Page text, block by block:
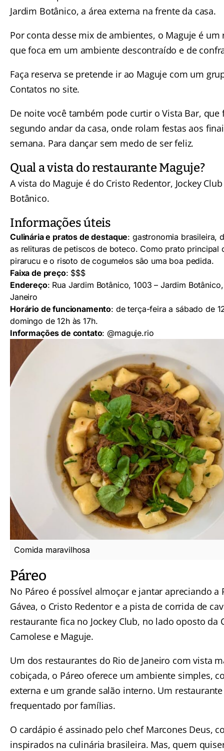
Jardim Botânico, a área externa na frente da casa.
Por conta desse mix de ambientes, o Maguje é um
que foca em um ambiente descontraído e de
Faça reserva se pretende ir ao Maguje com um
Contatos no site.
De noite você também pode curtir o Vista Bar, que
segundo andar da casa, onde rolam festas aos
semana. Para dançar sem medo de ser feliz.
Qual a vista do restaurante Maguje?
A vista do Maguje é do Cristo Redentor, Jockey
Botânico.
Informações úteis
Culinária e pratos de destaque: gastronomia brasileira,
as relituras de petiscos de boteco. Como prato principal
pirarucu e o risoto de cogumelos são uma boa pedida.
Faixa de preço: $$$
Endereço: Rua Jardim Botânico, 1003 – Jardim
Janeiro
Horário de funcionamento: de terça-feira a sábado de
domingo de 12h às 17h.
Informações de contato: @maguje.rio
Comida maravilhosa
Páreo
No Páreo é possível almoçar e jantar apreciando a
Gávea, o Cristo Redentor e a pista de corrida de
restaurante fica no Jockey Club, no lado oposto da
Camolese e Maguje.
Um dos restaurantes do Rio de Janeiro com vista
cobiçada, o Páreo oferece um ambiente simples,
externa e um grande salão interno. Um
frequentado por famílias.
O cardápio é assinado pelo chef Marcones Deus,
inspirados na culinária brasileira. Mas, quem